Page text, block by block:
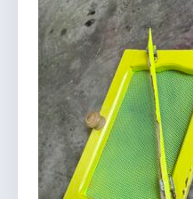
04 74 38 22 78
mairie@douvres.fr
140 Place de la
Le guichet
publier